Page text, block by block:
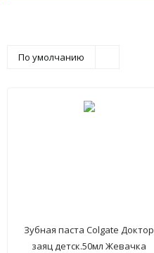
По умолчанию
Зубная паста Сolgate Доктор
заяц детск.50мл Жевачка